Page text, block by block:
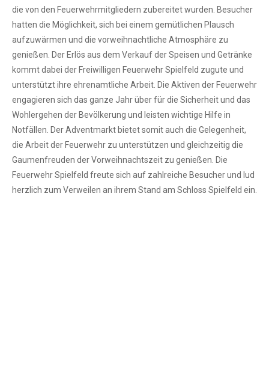
die von den Feuerwehrmitgliedern zubereitet wurden. Besucher
hatten die Möglichkeit, sich bei einem gemütlichen Plausch
aufzuwärmen und die vorweihnachtliche Atmosphäre zu
genießen. Der Erlös aus dem Verkauf der Speisen und Getränke
kommt dabei der Freiwilligen Feuerwehr Spielfeld zugute und
unterstützt ihre ehrenamtliche Arbeit. Die Aktiven der Feuerwehr
engagieren sich das ganze Jahr über für die Sicherheit und das
Wohlergehen der Bevölkerung und leisten wichtige Hilfe in
Notfällen. Der Adventmarkt bietet somit auch die Gelegenheit,
die Arbeit der Feuerwehr zu unterstützen und gleichzeitig die
Gaumenfreuden der Vorweihnachtszeit zu genießen. Die
Feuerwehr Spielfeld freute sich auf zahlreiche Besucher und lud
herzlich zum Verweilen an ihrem Stand am Schloss Spielfeld ein.